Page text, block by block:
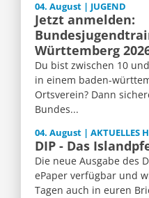
04. August | JUGEND
Jetzt anmelden:
Württemberg
Du bist zwischen 10
in einem baden-
Ortsverein? Dann
Bundes...
04. August | AKTUELLES
DIP - Das
Die neue Ausgabe des
ePaper verfügbar und
Tagen auch in euren